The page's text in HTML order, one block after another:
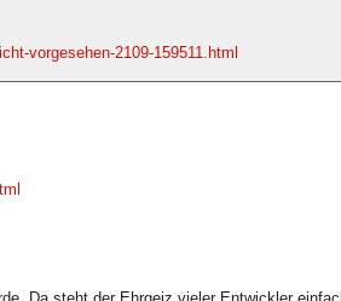
vorgesehen-2109-159511.html